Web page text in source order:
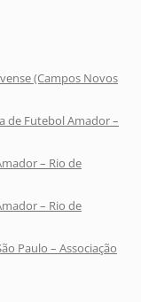
(Campos Novos
de Futebol Amador –
– Rio de
– Rio de
Paulo – Associação